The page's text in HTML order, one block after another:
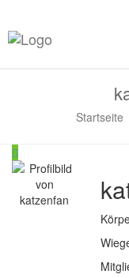
Startseite